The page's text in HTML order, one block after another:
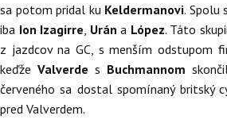
sa potom pridal ku Keldermanovi. Spolu
iba Ion Izagirre Urán a López. Táto
z jazdcov na GC, s menším odstupom
keďže Valverde s Buchmannom
červeného sa dostal spomínaný britský
pred Valverdem.